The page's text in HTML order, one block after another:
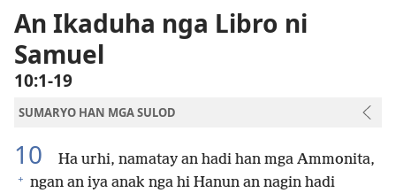
Biblia
An Ikaduha nga Libro ni
Samuel
10:1-19
SUMARYO HAN MGA SULOD
10 Ha urhi, namatay an hadi han mga Ammonita,
+ ngan an iya anak nga hi Hanun an nagin hadi